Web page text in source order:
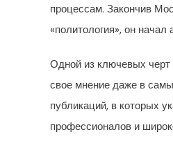
процессам. Закончив
«политология», он
Одной из ключевых черт
свое мнение даже в
публикаций, в которых
профессионалов и